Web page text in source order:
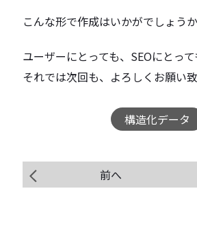
こんな形で作成はいかがでしょう
ユーザーにとっても、 SEOにとっ
それでは次回も、よろしくお願い致
構造化データ
前へ